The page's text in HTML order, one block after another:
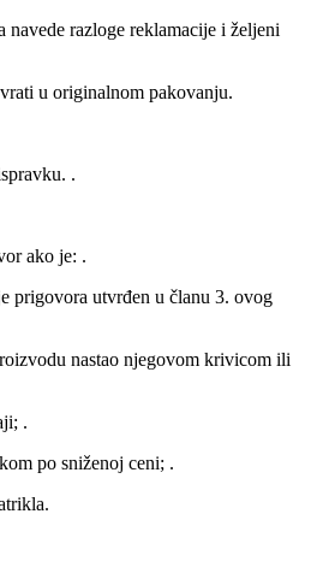
navede razloge reklamacije i željeni
u originalnom pakovanju.
.
ako je: .
prigovora utvrđen u članu 3. ovog
nastao njegovom krivicom ili
.
po sniženoj ceni; .